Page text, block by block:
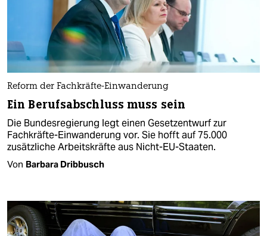
Reform der Fachkräfte-Einwanderung
Ein Berufsabschluss muss sein
Die Bundesregierung legt einen Gesetzentwurf zur
Fachkräfte-Einwanderung vor. Sie hofft auf 75.000
zusätzliche Arbeitskräfte aus Nicht-EU-Staaten.
Von Barbara Dribbusch